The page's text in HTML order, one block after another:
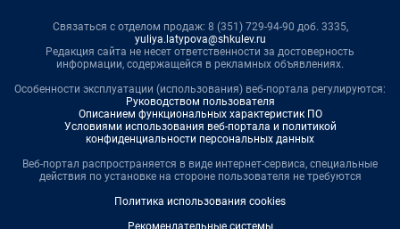
Связаться с отделом продаж: 8 (351) 729-94-90 доб. 3335,
yuliya.latypova@shkulev.ru
Редакция сайта не несет ответственности за достоверность
информации, содержащейся в рекламных объявлениях.
Особенности эксплуатации (использования) веб-портала регулируются:
Руководством пользователя
Описанием функциональных характеристик ПО
Условиями использования веб-портала и политикой
конфиденциальности персональных данных
Веб-портал распространяется в виде интернет-сервиса, специальные
действия по установке на стороне пользователя не требуются
Политика использования cookies
Рекомендательные системы